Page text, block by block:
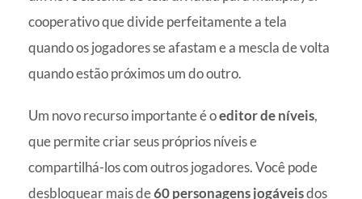
cooperativo que divide perfeitamente a tela
quando os jogadores se afastam e a mescla de volta
quando estão próximos um do outro.
Um novo recurso importante é oeditor de níveis,
que permite criar seus próprios níveis e
compartilhá-los com outros jogadores. Você pode
desbloquear mais de60 personagens jogáveisdos